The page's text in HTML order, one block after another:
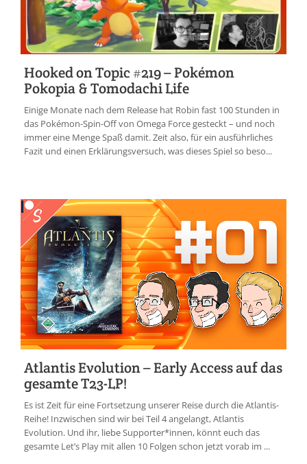
Hooked on Topic #219 – Pokémon
Pokopia & Tomodachi Life
Einige Monate nach dem Release hat Robin fast 100 Stunden in
das Pokémon-Spin-Off von Omega Force gesteckt – und noch
immer eine Menge Spaß damit. Zeit also, für ein ausführliches
Fazit und einen Erklärungsversuch, was dieses Spiel so beso...
Atlantis Evolution – Early Access auf das
gesamte T23-LP!
Es ist Zeit für eine Fortsetzung unserer Reise durch die Atlantis-
Reihe! Inzwischen sind wir bei Teil 4 angelangt, Atlantis
Evolution. Und ihr, liebe Supporter*innen, könnt euch das
gesamte Let’s Play mit allen 10 Folgen schon jetzt vorab im ...